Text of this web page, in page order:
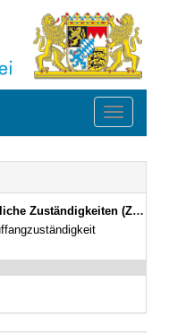
Toggle
2014 (GVBl S. 555) BayRS 805-2-A/U (§§ 1–2)